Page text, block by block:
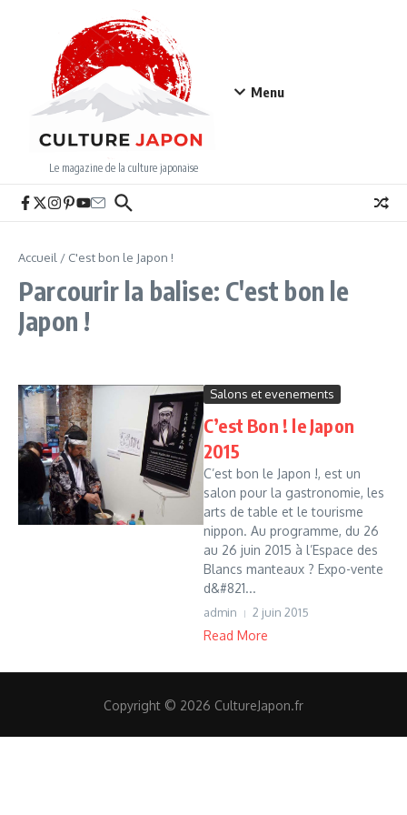
Le magazine de la culture japonaise
Menu
Accueil / C'est bon le Japon !
Parcourir la balise: C'est bon le
Japon !
Salons et evenements
C’est Bon ! le Japon
2015
C’est bon le Japon !, est un
salon pour la gastronomie, les
arts de table et le tourisme
nippon. Au programme, du 26
au 26 juin 2015 à l’Espace des
Blancs manteaux ? Expo-vente
d&#821...
admin 2 juin 2015
Read More